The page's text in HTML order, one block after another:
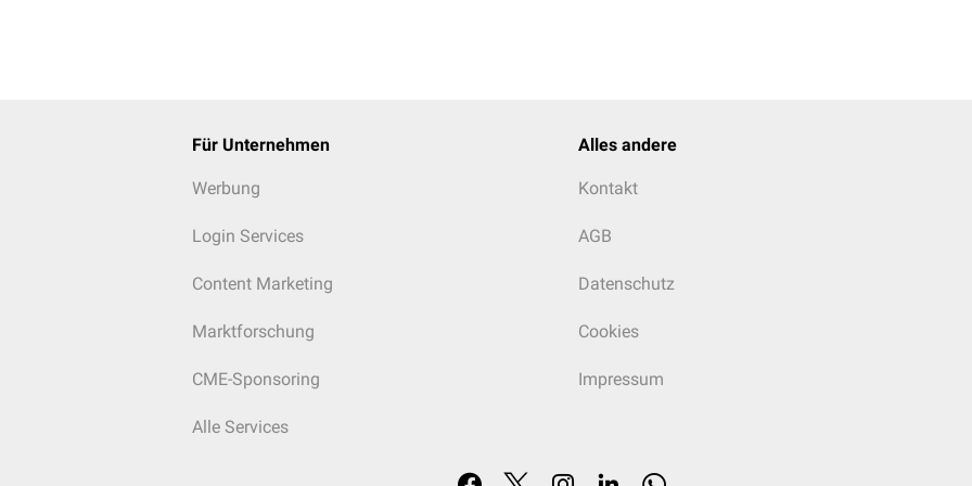
Für Unternehmen
Werbung
Login Services
Content Marketing
Marktforschung
CME-Sponsoring
Alle Services
Alles andere
Kontakt
AGB
Datenschutz
Cookies
Impressum